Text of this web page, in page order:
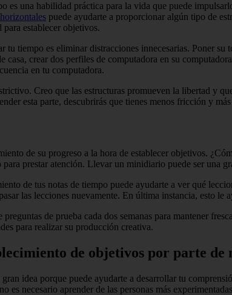
es una habilidad práctica para la vida que puede
puede ayudarte a proporcionar algún tipo de
establecer objetivos.
tu tiempo es eliminar distracciones innecesarias. Poner
casa, crear dos perfiles de computadora en su
en tu computadora.
Creo que las estructuras promueven la libertad y
esta parte, descubrirás que tienes menos fricción y
de su progreso a la hora de establecer objetivos.
prestar atención. Llevar un minidiario puede ser una
de tus notas de tiempo puede ayudarte a ver qué
las lecciones nuevamente. En última instancia, esto
de prueba cada dos semanas para mantener
para realizar su producción creativa.
de objetivos por parte de
idea porque puede ayudarte a desarrollar tu
es necesario aprender de las personas más